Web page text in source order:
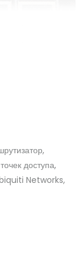
доступа,
Networks,